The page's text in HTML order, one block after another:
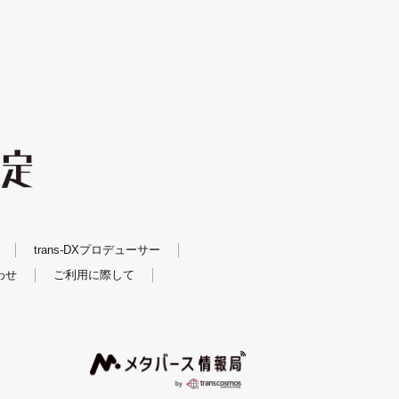
trans-DXプロデューサー
せ
ご利用に際して